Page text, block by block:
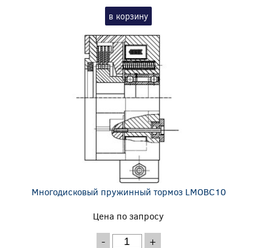
в корзину
Многодисковый пружинный тормоз LMOBC10
Цена по запросу
- +